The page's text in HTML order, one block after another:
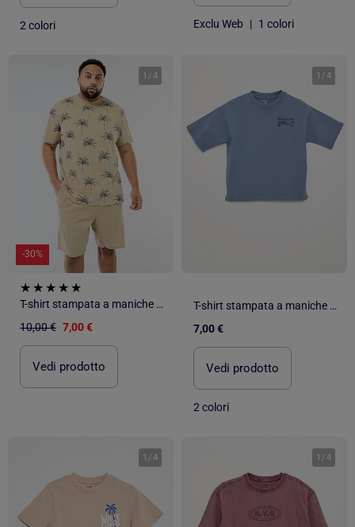
2 colori Exclu Web | 1 colori
1 /4
-30%
T-shirt stampata a maniche corte e girocollo
10,00 € 7,00 €
Vedi prodotto
1 /4
T-shirt stampata a maniche corte
7,00 €
Vedi prodotto
2 colori
1 /4 1 /4